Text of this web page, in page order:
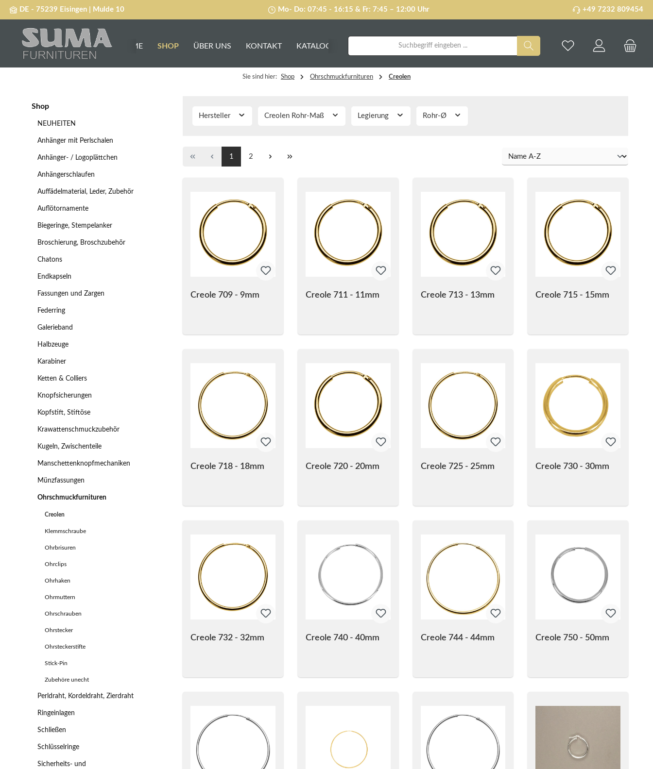
Zur Hauptnavigation springen
DE - 75239 Eisingen | Mulde 10 Mo- Do: 07:45 - 16:15 & Fr: 7:45 – 12:00 Uhr +49 7232 809454
HOME SHOP ÜBER UNS KONTAKT KATALOG
Sie sind hier: Shop Ohrschmuckfurnituren Creolen
Shop
NEUHEITEN
Anhänger mit Perlschalen
Anhänger- / Logoplättchen
Anhängerschlaufen
Auffädelmaterial, Leder, Zubehör
Auflötornamente
Biegeringe, Stempelanker
Broschierung, Broschzubehör
Chatons
Endkapseln
Fassungen und Zargen
Federring
Galerieband
Halbzeuge
Karabiner
Ketten & Colliers
Knopfsicherungen
Kopfstift, Stiftöse
Krawattenschmuckzubehör
Kugeln, Zwischenteile
Manschettenknopfmechaniken
Münzfassungen
Ohrschmuckfurnituren
Creolen
Klemmschraube
Ohrbrisuren
Ohrclips
Ohrhaken
Ohrmuttern
Ohrschrauben
Ohrstecker
Ohrsteckerstifte
Stick-Pin
Zubehöre unecht
Perldraht, Kordeldraht, Zierdraht
Ringeinlagen
Schließen
Schlüsselringe
Sicherheits- und
Hersteller Creolen Rohr-Maß Legierung Rohr-Ø
1 2
Creole 709 - 9mm Creole 711 - 11mm Creole 713 - 13mm Creole 715 - 15mm
Creole 718 - 18mm Creole 720 - 20mm Creole 725 - 25mm Creole 730 - 30mm
Creole 732 - 32mm Creole 740 - 40mm Creole 744 - 44mm Creole 750 - 50mm